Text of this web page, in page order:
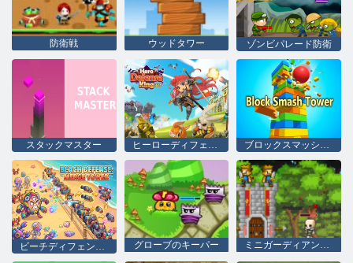
防衛戦 ウッドタワー ゾンビパレード防衛
スタックマスター ヒーローディフェンスキング ブロックスマッシュタワー
グローブのキーパー ミニガーディアン城防衛